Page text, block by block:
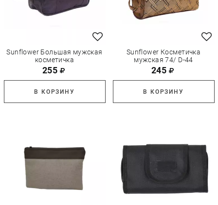
Sunflower Большая мужская
косметичка
255
В КОРЗИНУ
Sunflower Косметичка
мужская 74/ D-44
245
В КОРЗИНУ